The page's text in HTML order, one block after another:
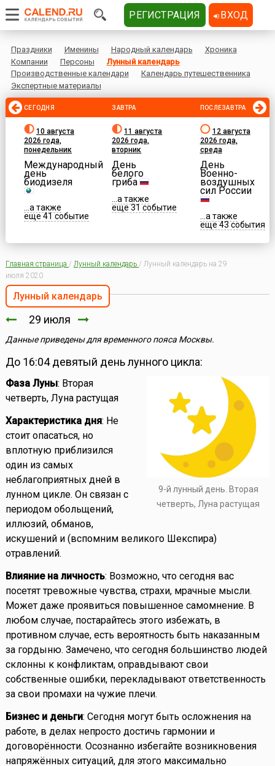
Праздники Именины Народный календарь
Хроника
Компании
Персоны
Лунный календарь
Производственные календари
Календарь путешественника
Экспертные материалы
СЕГОДНЯ
10 августа
2026 года,
понедельник
Международный
день
биодизеля
...а также
еще 41 событие
ЗАВТРА
11 августа
2026 года,
вторник
День
белого
гриба
...а также
еще 31 событие
ПОСЛЕЗАВТРА
12 августа
2026 года,
среда
День
Военно-
воздушных
сил России
...а также
еще 43 события
Главная страница / Лунный календарь / Лунный календарь на 29
июля 2020
Лунный календарь
29 июля
Данные приведены для временного пояса Москвы.
До 16:04 девятый день лунного цикла:
9-й лунный день. Вторая
четверть, Луна растущая
Фаза Луны: Вторая
четверть, Луна растущая
Характеристика дня: Не
стоит опасаться, но
вплотную приблизился
один из самых
неблагоприятных дней в
лунном цикле. Он связан с
периодом обольщений,
иллюзий, обманов,
искушений и (вспомним великого Шекспира)
отравлений.
Влияние на личность: Возможно, что сегодня вас
посетят тревожные чувства, страхи, мрачные мысли.
Может даже проявиться повышенное самомнение. В
любом случае, постарайтесь этого избежать, в
противном случае, есть вероятность быть наказанным
за гордыню. Замечено, что сегодня большинство людей
склонны к конфликтам, оправдывают свои
собственные ошибки, перекладывают ответственность
за свои промахи на чужие плечи.
Бизнес и деньги: Сегодня могут быть осложнения на
работе, в делах непросто достичь гармонии и
договорённости. Осознанно избегайте возникновения
напряжённых ситуаций, для этого максимально
РЕГИСТРАЦИЯ ВХОД